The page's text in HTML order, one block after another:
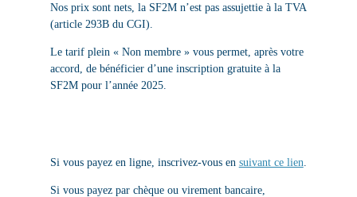
Nos prix sont nets, la SF2M n’est pas assujettie à la TVA
(article 293B du CGI).
Le tarif plein « Non membre » vous permet, après votre
accord, de bénéficier d’une inscription gratuite à la
SF2M pour l’année 2025.
Si vous payez en ligne, inscrivez-vous en suivant ce lien
Si vous payez par chèque ou virement bancaire,